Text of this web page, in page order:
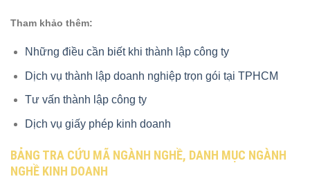
Tham khảo thêm:
Những điều cần biết khi thành lập công ty
Dịch vụ thành lập doanh nghiệp trọn gói tại TPHCM
Tư vấn thành lập công ty
Dịch vụ giấy phép kinh doanh
BẢNG TRA CỨU MÃ NGÀNH NGHỀ, DANH MỤC NGÀNH
NGHỀ KINH DOANH